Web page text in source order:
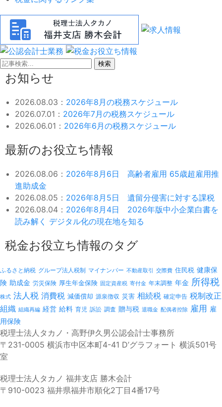
検索
お知らせ
2026.08.03： 2026年8月の税務スケジュール
2026.07.01： 2026年7月の税務スケジュール
2026.06.01： 2026年6月の税務スケジュール
最新のお役立ち情報
2026.08.06： 2026年8月6日 高齢者雇用 65歳超雇用推
進助成金
2026.08.05： 2026年8月5日 遺留分侵害に対する課税
2026.08.04： 2026年8月4日 2026年版中小企業白書を
読み解く デジタル化の現在地を知る
税金お役立ち情報のタグ
ふるさと納税 グループ法人税制 マイナンバー 不動産取引 交際費 住民税 健康保
険 助成金 労災保険 厚生年金保険 固定資産税 寄付金 年末調整 年金 所得税
株式 法人税 消費税 減価償却 源泉徴収 災害 相続税 確定申告 税制改正
組織 組織再編 経営 給料 育児 訴訟 調査 贈与税 退職金 配偶者控除 雇用 雇
用保険
税理士法人タカノ・高野伊久男公認会計士事務所
〒231-0005 横浜市中区本町4-41 D’グラフォート 横浜501号
室
税理士法人タカノ 福井支店 勝木会計
〒910-0023 福井県福井市順化2丁目4番17号